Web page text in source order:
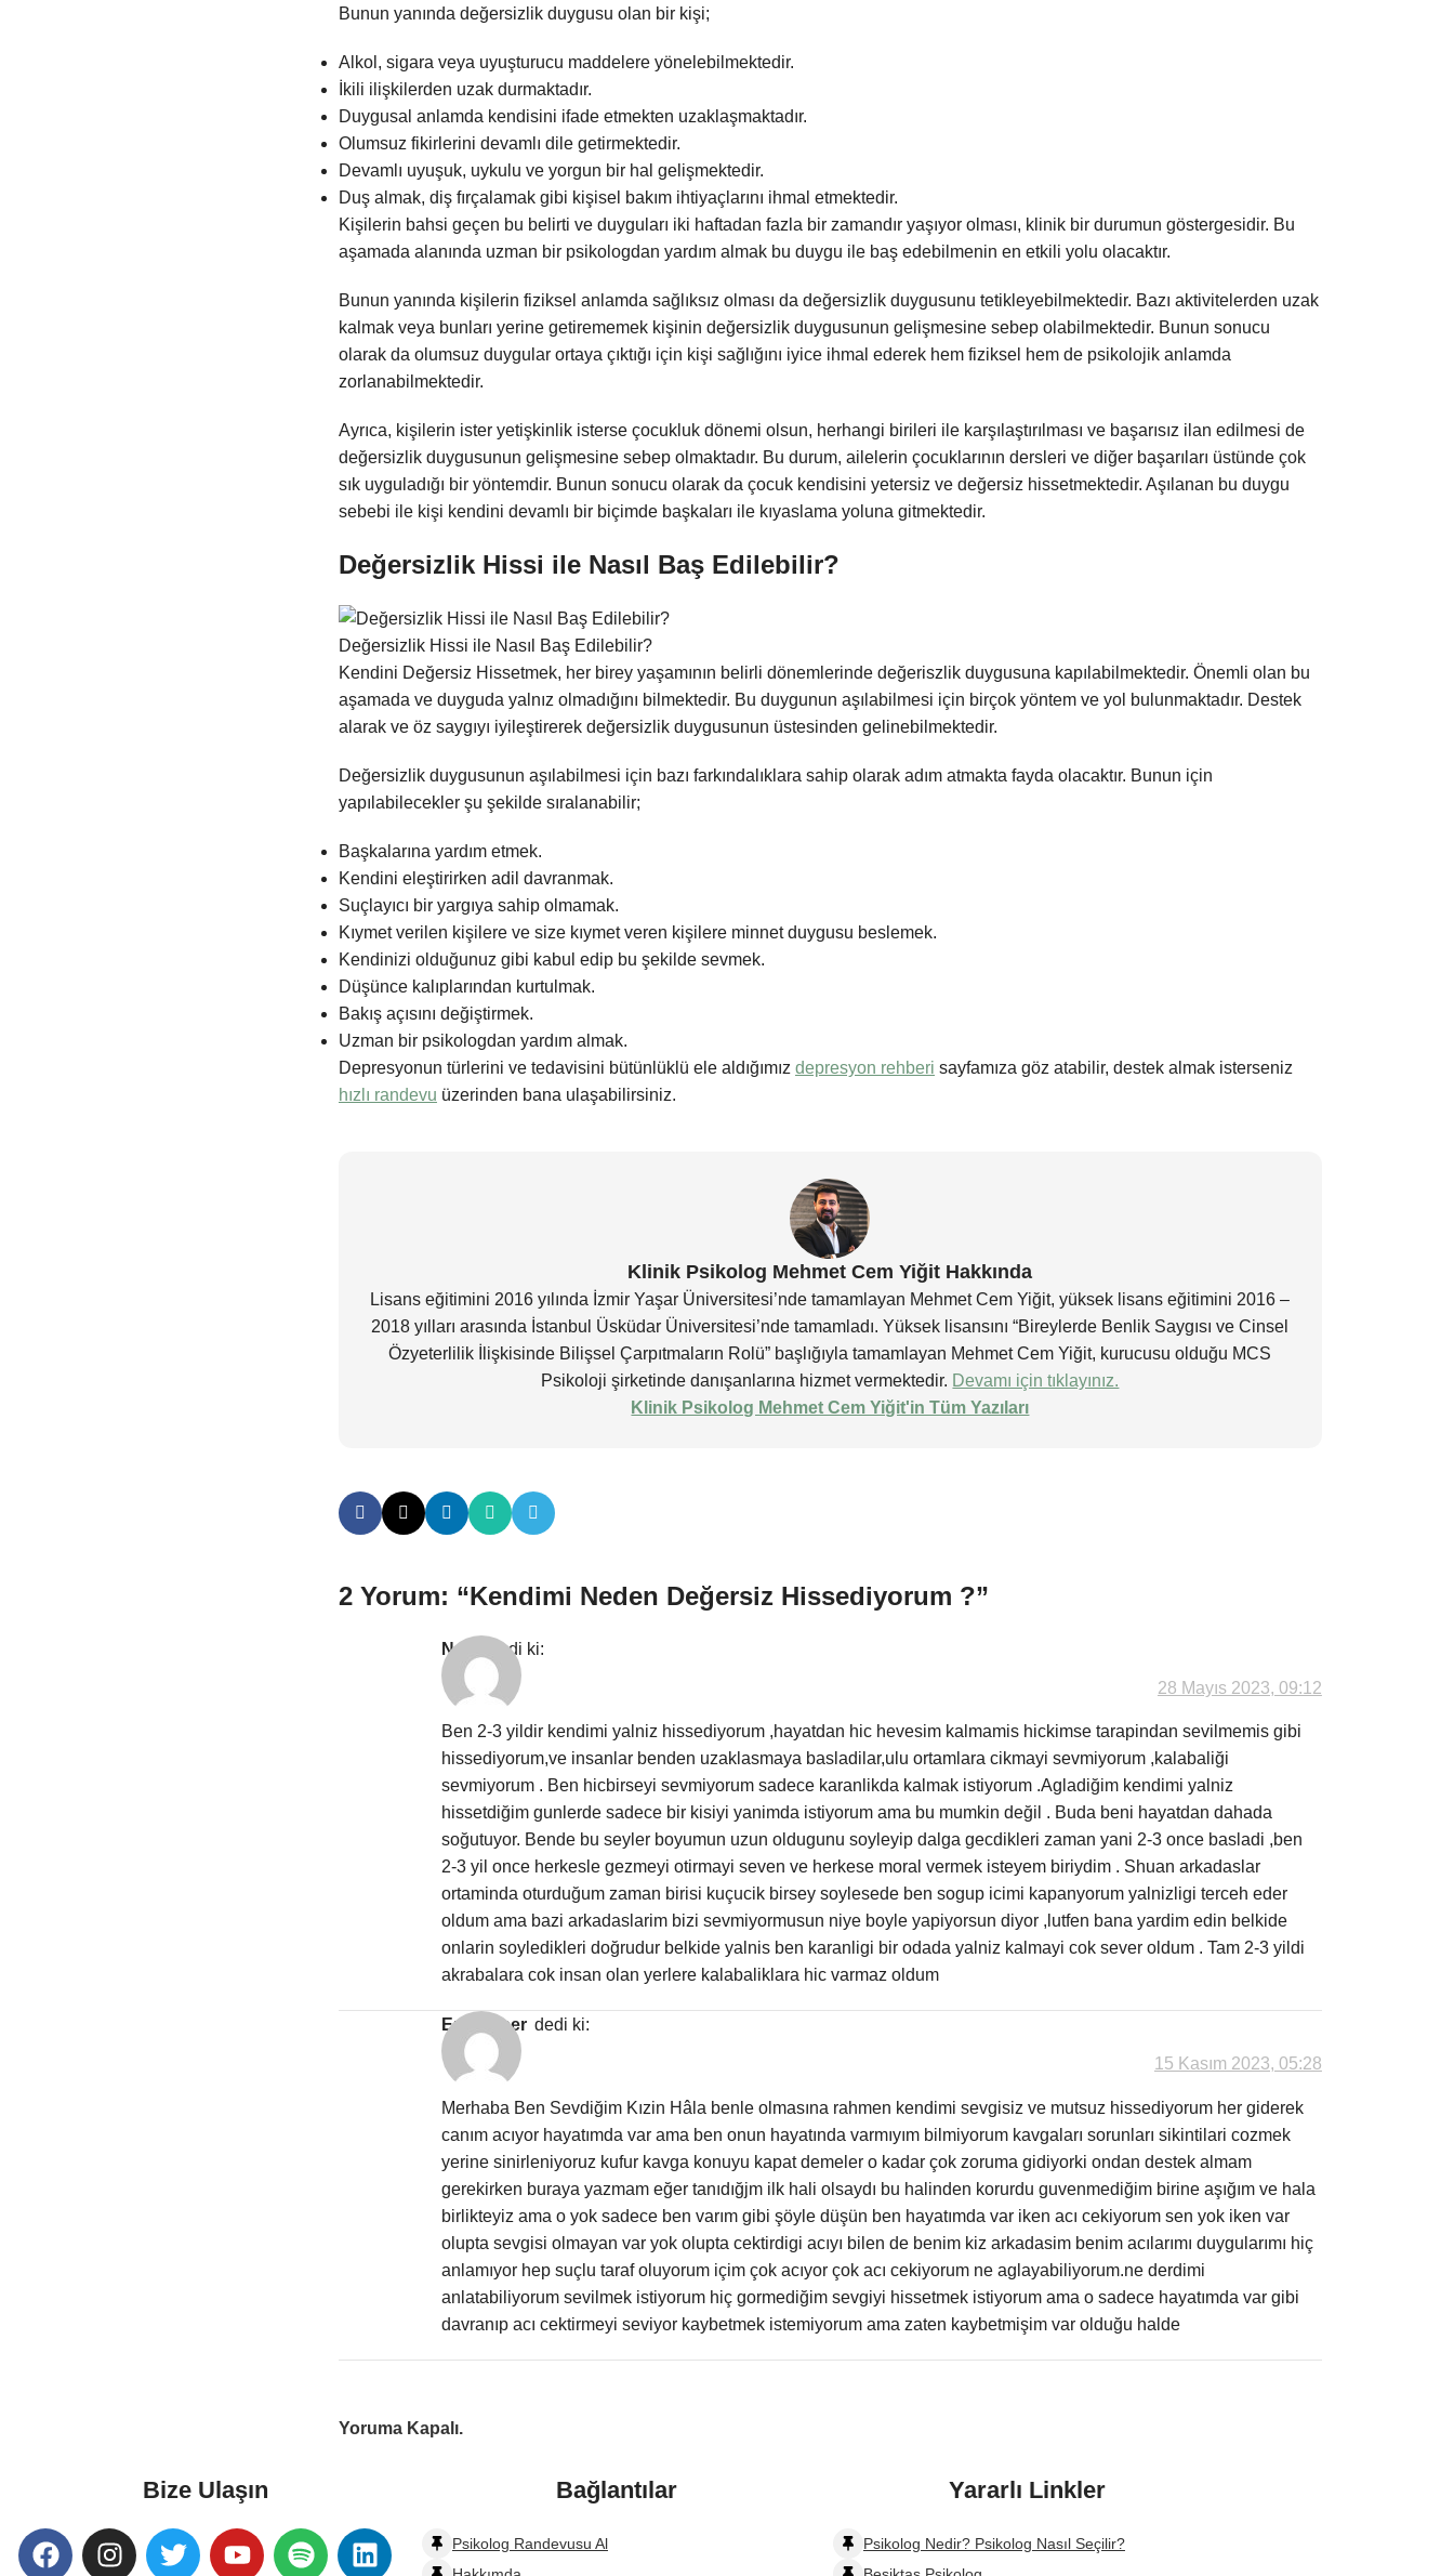
Bunun yanında değersizlik duygusu olan bir kişi;
Alkol, sigara veya uyuşturucu maddelere yönelebilmektedir.
İkili ilişkilerden uzak durmaktadır.
Duygusal anlamda kendisini ifade etmekten uzaklaşmaktadır.
Olumsuz fikirlerini devamlı dile getirmektedir.
Devamlı uyuşuk, uykulu ve yorgun bir hal gelişmektedir.
Duş almak, diş fırçalamak gibi kişisel bakım ihtiyaçlarını ihmal etmektedir.
Kişilerin bahsi geçen bu belirti ve duyguları iki haftadan fazla bir zamandır yaşıyor olması, klinik bir durumun göstergesidir. Bu
aşamada alanında uzman bir psikologdan yardım almak bu duygu ile baş edebilmenin en etkili yolu olacaktır.
Bunun yanında kişilerin fiziksel anlamda sağlıksız olması da değersizlik duygusunu tetikleyebilmektedir. Bazı aktivitelerden uzak
kalmak veya bunları yerine getirememek kişinin değersizlik duygusunun gelişmesine sebep olabilmektedir. Bunun sonucu
olarak da olumsuz duygular ortaya çıktığı için kişi sağlığını iyice ihmal ederek hem fiziksel hem de psikolojik anlamda
zorlanabilmektedir.
Ayrıca, kişilerin ister yetişkinlik isterse çocukluk dönemi olsun, herhangi birileri ile karşılaştırılması ve başarısız ilan edilmesi de
değersizlik duygusunun gelişmesine sebep olmaktadır. Bu durum, ailelerin çocuklarının dersleri ve diğer başarıları üstünde çok
sık uyguladığı bir yöntemdir. Bunun sonucu olarak da çocuk kendisini yetersiz ve değersiz hissetmektedir. Aşılanan bu duygu
sebebi ile kişi kendini devamlı bir biçimde başkaları ile kıyaslama yoluna gitmektedir.
Değersizlik Hissi ile Nasıl Baş Edilebilir?
Değersizlik Hissi ile Nasıl Baş Edilebilir?
Kendini Değersiz Hissetmek, her birey yaşamının belirli dönemlerinde değeriszlik duygusuna kapılabilmektedir. Önemli olan bu
aşamada ve duyguda yalnız olmadığını bilmektedir. Bu duygunun aşılabilmesi için birçok yöntem ve yol bulunmaktadır. Destek
alarak ve öz saygıyı iyileştirerek değersizlik duygusunun üstesinden gelinebilmektedir.
Değersizlik duygusunun aşılabilmesi için bazı farkındalıklara sahip olarak adım atmakta fayda olacaktır. Bunun için
yapılabilecekler şu şekilde sıralanabilir;
Başkalarına yardım etmek.
Kendini eleştirirken adil davranmak.
Suçlayıcı bir yargıya sahip olmamak.
Kıymet verilen kişilere ve size kıymet veren kişilere minnet duygusu beslemek.
Kendinizi olduğunuz gibi kabul edip bu şekilde sevmek.
Düşünce kalıplarından kurtulmak.
Bakış açısını değiştirmek.
Uzman bir psikologdan yardım almak.
Depresyonun türlerini ve tedavisini bütünlüklü ele aldığımız depresyon rehberi sayfamıza göz atabilir, destek almak isterseniz
hızlı randevu üzerinden bana ulaşabilirsiniz.
Klinik Psikolog Mehmet Cem Yiğit Hakkında
Lisans eğitimini 2016 yılında İzmir Yaşar Üniversitesi’nde tamamlayan Mehmet Cem Yiğit, yüksek lisans eğitimini 2016 –
2018 yılları arasında İstanbul Üsküdar Üniversitesi’nde tamamladı. Yüksek lisansını “Bireylerde Benlik Saygısı ve Cinsel
Özyeterlilik İlişkisinde Bilişsel Çarpıtmaların Rolü” başlığıyla tamamlayan Mehmet Cem Yiğit, kurucusu olduğu MCS
Psikoloji şirketinde danışanlarına hizmet vermektedir. Devamı için tıklayınız.
Klinik Psikolog Mehmet Cem Yiğit'in Tüm Yazıları
2 Yorum: “Kendimi Neden Değersiz Hissediyorum ?”
Nazli dedi ki:
28 Mayıs 2023, 09:12
Ben 2-3 yildir kendimi yalniz hissediyorum ,hayatdan hic hevesim kalmamis hickimse tarapindan sevilmemis gibi
hissediyorum,ve insanlar benden uzaklasmaya basladilar,ulu ortamlara cikmayi sevmiyorum ,kalabaliği
sevmiyorum . Ben hicbirseyi sevmiyorum sadece karanlikda kalmak istiyorum .Agladiğim kendimi yalniz
hissetdiğim gunlerde sadece bir kisiyi yanimda istiyorum ama bu mumkin değil . Buda beni hayatdan dahada
soğutuyor. Bende bu seyler boyumun uzun oldugunu soyleyip dalga gecdikleri zaman yani 2-3 once basladi ,ben
2-3 yil once herkesle gezmeyi otirmayi seven ve herkese moral vermek isteyem biriydim . Shuan arkadaslar
ortaminda oturduğum zaman birisi kuçucik birsey soylesede ben sogup icimi kapanyorum yalnizligi terceh eder
oldum ama bazi arkadaslarim bizi sevmiyormusun niye boyle yapiyorsun diyor ,lutfen bana yardim edin belkide
onlarin soyledikleri doğrudur belkide yalnis ben karanligi bir odada yalniz kalmayi cok sever oldum . Tam 2-3 yildi
akrabalara cok insan olan yerlere kalabaliklara hic varmaz oldum
Emre Eser dedi ki:
15 Kasım 2023, 05:28
Merhaba Ben Sevdiğim Kızin Hâla benle olmasına rahmen kendimi sevgisiz ve mutsuz hissediyorum her giderek
canım acıyor hayatımda var ama ben onun hayatında varmıyım bilmiyorum kavgaları sorunları sikintilari cozmek
yerine sinirleniyoruz kufur kavga konuyu kapat demeler o kadar çok zoruma gidiyorki ondan destek almam
gerekirken buraya yazmam eğer tanıdığjm ilk hali olsaydı bu halinden korurdu guvenmediğim birine aşığım ve hala
birlikteyiz ama o yok sadece ben varım gibi şöyle düşün ben hayatımda var iken acı cekiyorum sen yok iken var
olupta sevgisi olmayan var yok olupta cektirdigi acıyı bilen de benim kiz arkadasim benim acılarımı duygularımı hiç
anlamıyor hep suçlu taraf oluyorum içim çok acıyor çok acı cekiyorum ne aglayabiliyorum.ne derdimi
anlatabiliyorum sevilmek istiyorum hiç gormediğim sevgiyi hissetmek istiyorum ama o sadece hayatımda var gibi
davranıp acı cektirmeyi seviyor kaybetmek istemiyorum ama zaten kaybetmişim var olduğu halde
Yoruma Kapalı.
Bize Ulaşın Bağlantılar
Psikolog Randevusu Al
Yararlı Linkler
Psikolog Nedir? Psikolog Nasıl Seçilir?